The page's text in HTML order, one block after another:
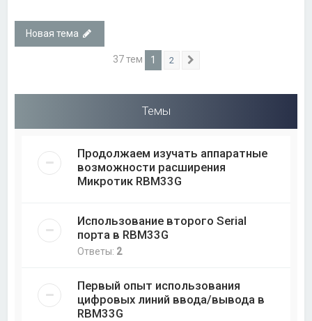
Новая тема
37 тем 1 2
Темы
Продолжаем изучать аппаратные
возможности расширения
Микротик RBM33G
Использование второго Serial
порта в RBM33G
Ответы: 2
Первый опыт использования
цифровых линий ввода/вывода в
RBM33G